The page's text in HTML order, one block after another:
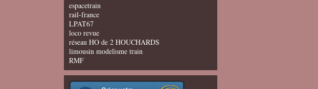
espacetrain
rail-france
LPAT67
loco revue
réseau HO de 2 HOUCHARDS
limousin modelisme train
RMF